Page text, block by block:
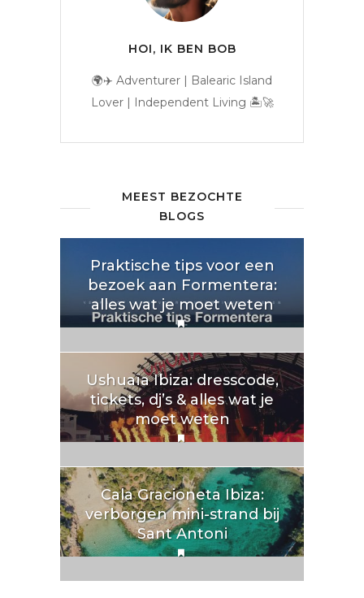
HOI, IK BEN BOB
🌍✈️ Adventurer | Balearic Island
Lover | Independent Living 🏝️🚀
MEEST BEZOCHTE
BLOGS
Praktische tips voor een
bezoek aan Formentera:
alles wat je moet weten
Ushuaïa Ibiza: dresscode,
tickets, dj’s & alles wat je
moet weten
Cala Gracioneta Ibiza:
verborgen mini-strand bij
Sant Antoni